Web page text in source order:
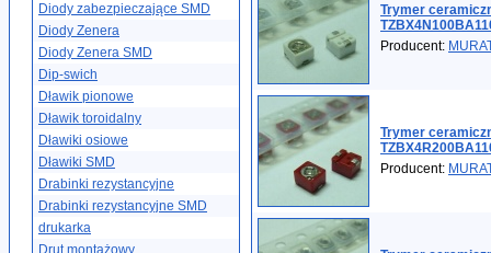
Diody zabezpieczające SMD
Diody Zenera
Diody Zenera SMD
Dip-swich
Dławik pionowe
Dławik toroidalny
Dławiki osiowe
Dławiki SMD
Drabinki rezystancyjne
Drabinki rezystancyjne SMD
drukarka
Drut montażowy
Trymer
Producent:
Trymer
Producent: